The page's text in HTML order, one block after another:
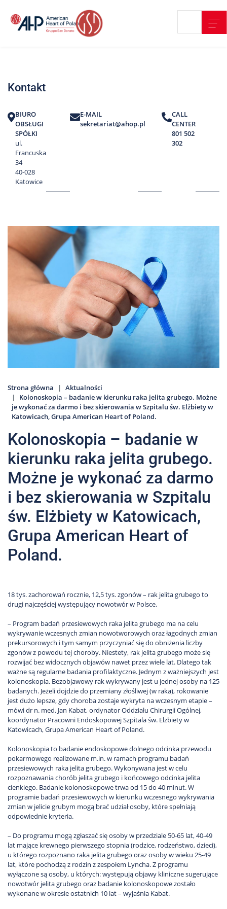
treści
Strefa
Edukacja
Pacjenta
O
nas
Marki
Nas
Kariera
Galeria
801
502
302
Kontakt
BIURO
OBSŁUGI
SPÓŁKI
ul.
Francuska
34
40-028
Katowice
E-MAIL
sekretariat@ahop.pl
CALL
CENTER
801 502
302
Strona główna
Aktualności
Kolonoskopia – badanie w kierunku raka jelita grubego. Możne
je wykonać za darmo i bez skierowania w Szpitalu św. Elżbiety w
Katowicach, Grupa American Heart of Poland.
Kolonoskopia – badanie w
kierunku raka jelita grubego.
Możne je wykonać za darmo
i bez skierowania w Szpitalu
św. Elżbiety w Katowicach,
Grupa American Heart of
Poland.
18 tys. zachorowań rocznie, 12,5 tys. zgonów – rak jelita grubego to
drugi najczęściej występujący nowotwór w Polsce.
– Program badań przesiewowych raka jelita grubego ma na celu
wykrywanie wczesnych zmian nowotworowych oraz łagodnych zmian
prekursorowych i tym samym przyczyniać się do obniżenia liczby
zgonów z powodu tej choroby. Niestety, rak jelita grubego może się
rozwijać bez widocznych objawów nawet przez wiele lat. Dlatego tak
ważne są regularne badania profilaktyczne. Jednym z ważniejszych jest
kolonoskopia. Bezobjawowy rak wykrywany jest u jednej osoby na 125
badanych. Jeżeli dojdzie do przemiany złośliwej (w raka), rokowanie
jest dużo lepsze, gdy choroba zostaje wykryta na wczesnym etapie –
mówi dr n. med. Jan Kabat, ordynator Oddziału Chirurgii Ogólnej,
koordynator Pracowni Endoskopowej Szpitala św. Elżbiety w
Katowicach, Grupa American Heart of Poland.
Kolonoskopia to badanie endoskopowe dolnego odcinka przewodu
pokarmowego realizowane m.in. w ramach programu badań
przesiewowych raka jelita grubego. Wykonywana jest w celu
rozpoznawania chorób jelita grubego i końcowego odcinka jelita
cienkiego. Badanie kolonoskopowe trwa od 15 do 40 minut. W
programie badań przesiewowych w kierunku wczesnego wykrywania
zmian w jelicie grubym mogą brać udział osoby, które spełniają
odpowiednie kryteria.
– Do programu mogą zgłaszać się osoby w przedziale 50-65 lat, 40-49
lat mające krewnego pierwszego stopnia (rodzice, rodzeństwo, dzieci),
u którego rozpoznano raka jelita grubego oraz osoby w wieku 25-49
lat, które pochodzą z rodzin z zespołem Lyncha. Z programu
wyłączone są osoby, u których: występują objawy kliniczne sugerujące
nowotwór jelita grubego oraz badanie kolonoskopowe zostało
wykonane w okresie ostatnich 10 lat – wyjaśnia Kabat.